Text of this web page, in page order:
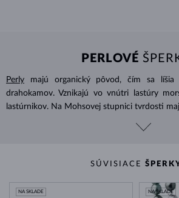
PERLOVÉ
Perly
majú organický pôvod, čím sa líšia
drahokamov. Vznikajú vo vnútri lastúry
lastúrnikov. Na Mohsovej stupnici tvrdosti
SÚVISIACE
NA SKLADE NA SKLADE